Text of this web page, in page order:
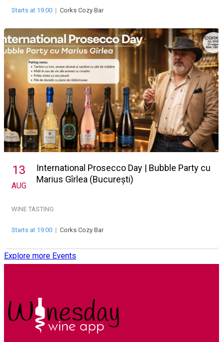
Starts at 19:00 | Corks Cozy Bar
13
AUG
International Prosecco Day | Bubble Party cu
Marius Gîrlea (București)
WINE TASTING
Starts at 19:00 | Corks Cozy Bar
Explore more Events